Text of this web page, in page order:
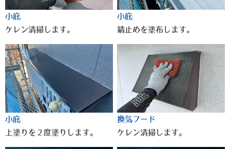
小庇
ケレン清掃します。
小庇
錆止めを塗布します。
小庇
上塗りを２度塗りします。
換気フード
ケレン清掃します。